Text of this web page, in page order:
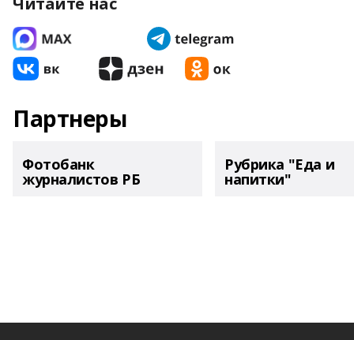
Партнеры
Фотобанк
журналистов РБ
Рубрика "Еда и
напитки"